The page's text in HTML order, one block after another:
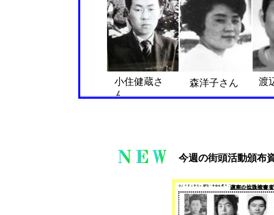
今週の街頭活動頒布
小住健蔵さ
ん
森洋子さん 渡